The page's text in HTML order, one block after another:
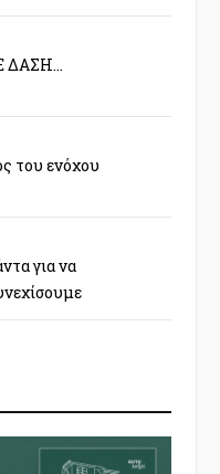
ΔΑΣΗ…
του ενόχου
για να